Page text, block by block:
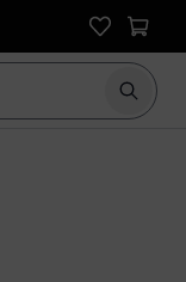
Suche